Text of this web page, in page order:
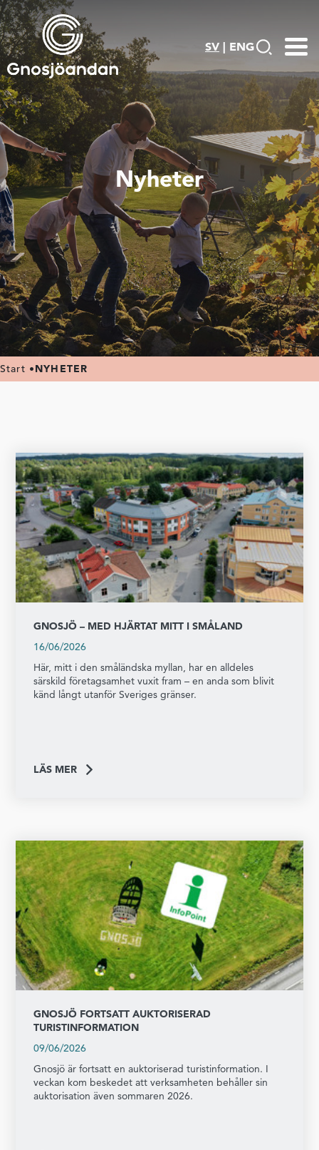
SV | ENG
Nyheter
Start •NYHETER
GNOSJÖ – MED HJÄRTAT MITT I SMÅLAND
16/06/2026
Här, mitt i den småländska myllan, har en alldeles
särskild företagsamhet vuxit fram – en anda som blivit
känd långt utanför Sveriges gränser.
LÄS MER
GNOSJÖ FORTSATT AUKTORISERAD
TURISTINFORMATION
09/06/2026
Gnosjö är fortsatt en auktoriserad turistinformation. I
veckan kom beskedet att verksamheten behåller sin
auktorisation även sommaren 2026.